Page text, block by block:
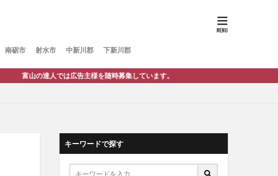
南砺市 射水市 中新川郡 下新川郡
の達人では広告主様を随時募集しています。
キーワードで探す